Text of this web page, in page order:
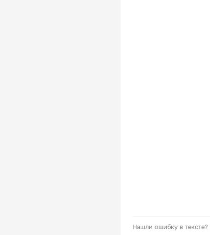
Нашли ошибку в тексте?